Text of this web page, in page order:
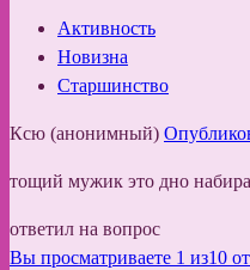
Активность
Новизна
Старшинство
Ксю (анонимный)
тощий мужик это дно
ответил на вопрос
Вы просматриваете 1 из10